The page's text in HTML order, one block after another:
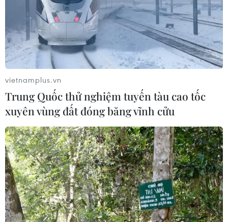
#tập đoàn dầu khí #Petrovietnam
#mỏ dầu khí
#nộp ngân sách
#chuyển đổi số
Theo dõi VietnamPlus
vietnamplus.vn
Trung Quốc thử nghiệm tuyến tàu cao tốc
xuyên vùng đất đóng băng vĩnh cửu